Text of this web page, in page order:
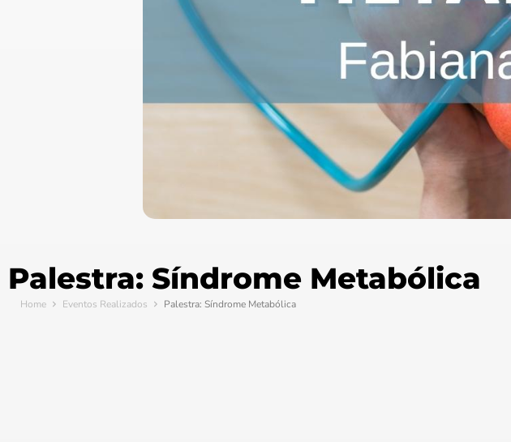
Palestra: Síndrome Metabólica
Home Eventos Realizados Palestra: Síndrome Metabólica